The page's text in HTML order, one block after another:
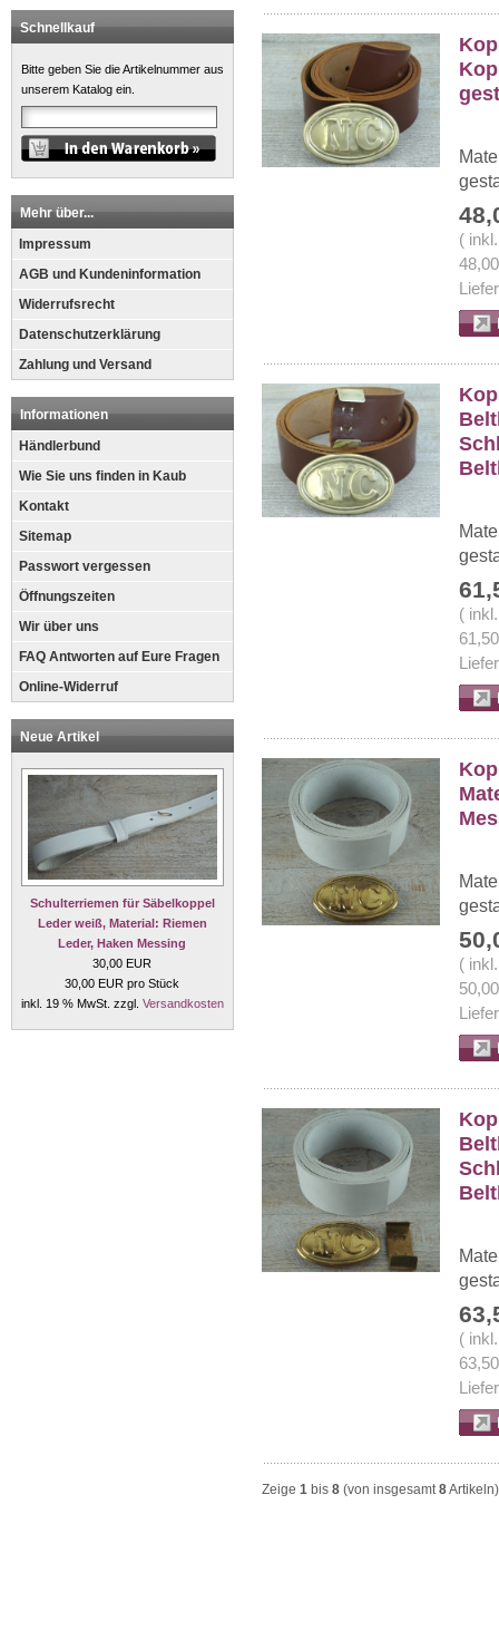
Schnellkauf
Bitte geben Sie die Artikelnummer aus
unserem Katalog ein.
Mehr über...
Impressum
AGB und Kundeninformation
Widerrufsrecht
Datenschutzerklärung
Zahlung und Versand
Informationen
Händlerbund
Wie Sie uns finden in Kaub
Kontakt
Sitemap
Passwort vergessen
Öffnungszeiten
Wir über uns
FAQ Antworten auf Eure Fragen
Online-Widerruf
Neue Artikel
Schulterriemen für Säbelkoppel
Leder weiß, Material: Riemen
Leder, Haken Messing
30,00 EUR
30,00 EUR pro Stück
inkl. 19 % MwSt. zzgl. Versandkosten
(
(
(
(
Zeige 1 bis 8 (von insgesamt8Artikeln)